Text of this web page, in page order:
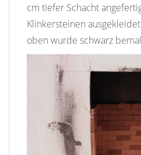
cm tiefer Schacht
Klinkersteinen
oben wurde schwarz